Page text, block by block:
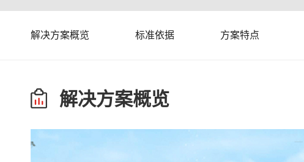
解决方案概览 标准依据 方案特点
解决方案概览